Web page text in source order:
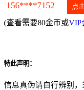
156****7152 点
(查看需要80金币或VIP
特此声明：
信息真伪请自行辨别